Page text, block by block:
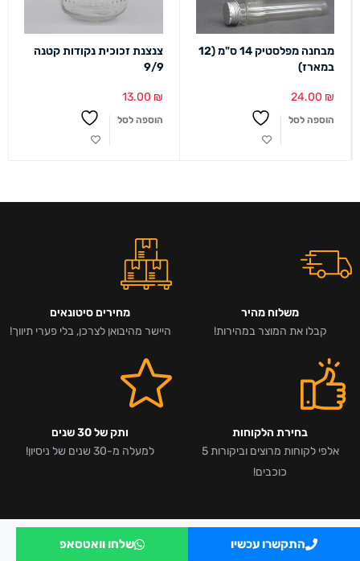
מבחנה מפלסטיק 14 ס"מ (12
במארז)
24.00 ₪
הוספה לסל
צנצנת זכוכית נקודות קטנה
9/9
13.00 ₪
הוספה לסל
משלוח מהיר
קבלו את המוצר במהירות!
מחירים סיטונאים
היישר מהיבואן לצרכן, בלי פערי תיווך!
בחירת הלקוחות
אלפי לקוחות מרוצים וביקורות 5
כוכבים!
ותק של 30 שנים
למעלה מ-30 שנים של ניסיון!
התקשרו עכשיו שלחו וואטסאפ